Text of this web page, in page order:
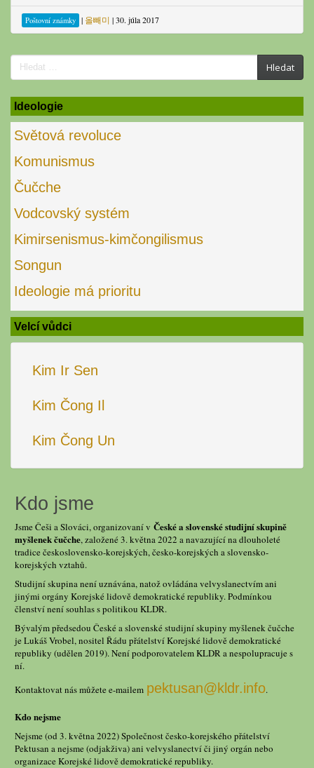
Poštovní známky | 올빼미 |30. júla 2017
Search
for:
Hledat
Ideologie
Světová revoluce
Komunismus
Čučche
Vodcovský systém
Kimirsenismus-kimčongilismus
Songun
Ideologie má prioritu
Velcí vůdci
Kim Ir Sen
Kim Čong Il
Kim Čong Un
Kdo jsme
Jsme Češi a Slováci, organizovaní v České a slovenské studijní skupině
myšlenek čučche, založené 3. května 2022 a navazující na dlouholeté
tradice československo-korejských, česko-korejských a slovensko-
korejských vztahů.
Studijní skupina není uznávána, natož ovládána velvyslanectvím ani
jinými orgány Korejské lidově demokratické republiky. Podmínkou
členství není souhlas s politikou KLDR.
Bývalým předsedou České a slovenské studijní skupiny myšlenek čučche
je Lukáš Vrobel, nositel Řádu přátelství Korejské lidově demokratické
republiky (udělen 2019). Není podporovatelem KLDR a nespolupracuje s
ní.
Kontaktovat nás můžete e-mailem pektusan@kldr.info.
Kdo nejsme
Nejsme (od 3. května 2022) Společnost česko-korejského přátelství
Pektusan a nejsme (odjakživa) ani velvyslanectví či jiný orgán nebo
organizace Korejské lidově demokratické republiky.